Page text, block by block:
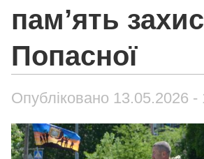
пам’ять
Попасної
Опубліковано 13.05.2026 -